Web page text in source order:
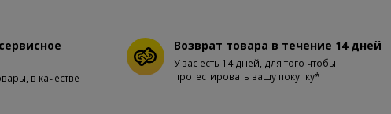
в качестве
Возврат товара в течение 14 дней
У вас есть 14 дней, для того чтобы
протестировать вашу покупку*